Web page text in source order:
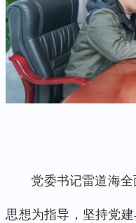
党委书记雷道海
思想为指导，坚持党